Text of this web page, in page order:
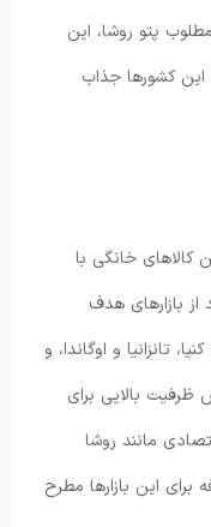
پتو روشا، این
این کشورها جذاب
کالاهای خانگی با
بازارهای هدف
تانزانیا و اوگاندا، و
ظرفیت بالایی برای
مانند روشا
برای این بازارها مطرح